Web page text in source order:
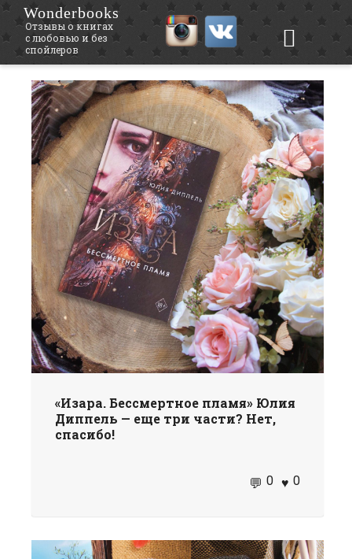
Wonderbooks
Отзывы о книгах
с любовью и без
спойлеров
«Изара. Бессмертное пламя» Юлия
Диппель — еще три части? Нет,
спасибо!
0 0